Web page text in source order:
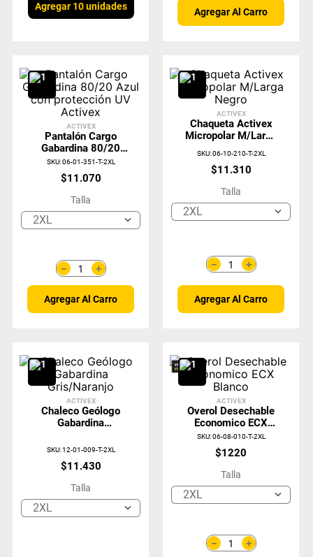
Agregar 10 unidades
Agregar Al Carro
ACTIVEX
Pantalón Cargo
Gabardina 80/20
Azul Con
Protección UV
Activex
SKU:06-01-351-T-2XL
$11 .070
Talla
2XL
＋
－
Agregar Al Carro
ACTIVEX
Chaqueta Activex
Micropolar M/Larga
SKU:06-10-210-T-2XL
$11 .310
Talla
2XL
＋
－
Agregar Al Carro
ACTIVEX
Chaleco Geólogo
Gabardina
SKU:12-01-009-T-2XL
$11 .430
Talla
2XL
ACTIVEX
Overol Desechable
Economico ECX
Blanco
SKU:06-08-010-T-2XL
$1220
Talla
2XL
＋
－